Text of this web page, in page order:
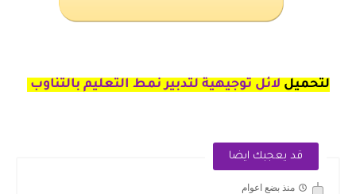
لتحميل لائل توجيهية لتدبير نمط التعليم بالتناوب
قد يعجبك ايضا
منذ بضع اعوام